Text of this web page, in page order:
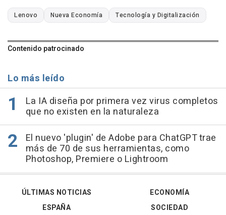
Lenovo Nueva Economía Tecnología y Digitalización
Contenido patrocinado
Lo más leído
La IA diseña por primera vez virus completos
que no existen en la naturaleza
El nuevo 'plugin' de Adobe para ChatGPT trae
más de 70 de sus herramientas, como
Photoshop, Premiere o Lightroom
ÚLTIMAS NOTICIAS
ESPAÑA
ECONOMÍA
SOCIEDAD